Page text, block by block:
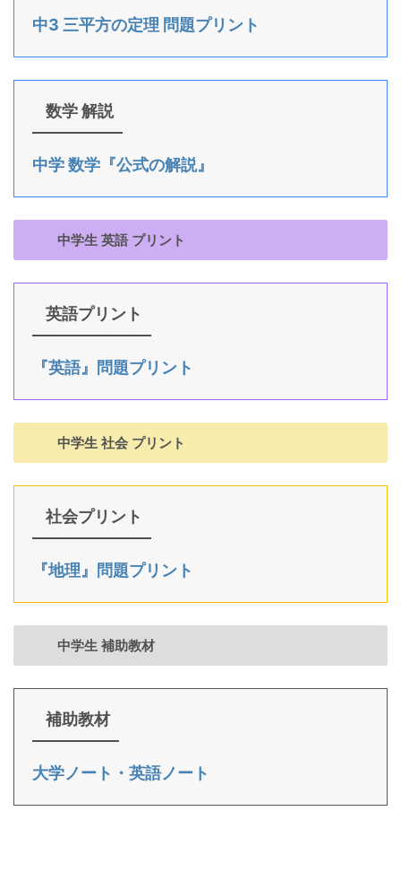
中3 三平方の定理 問題プリント
数学 解説
中学 数学『公式の解説』
中学生 英語 プリント
英語プリント
『英語』問題プリント
中学生 社会 プリント
社会プリント
『地理』問題プリント
中学生 補助教材
補助教材
大学ノート・英語ノート